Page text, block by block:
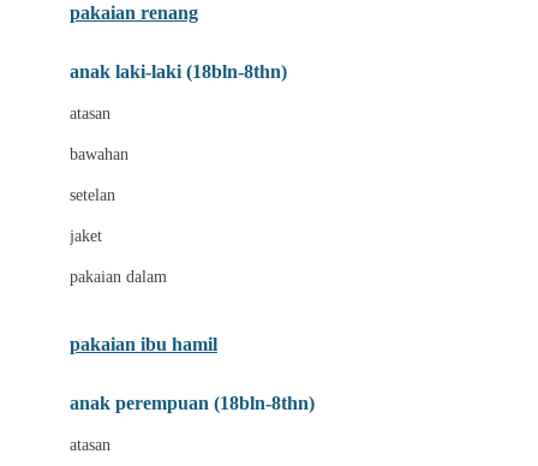
C
Cottonseeds
Crane
pakaian renang
anak laki-laki (18bln-8thn)
atasan
bawahan
setelan
jaket
pakaian dalam
pakaian ibu hamil
anak perempuan (18bln-8thn)
atasan